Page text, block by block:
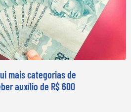
mais categorias de
auxílio de R$ 600